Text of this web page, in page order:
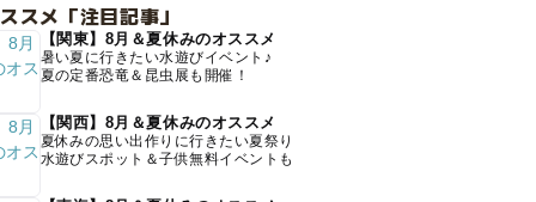
スメ「注目記事」
【関東】8月＆夏休みのオススメ
暑い夏に行きたい水遊びイベント♪
夏の定番恐竜＆昆虫展も開催！
【関西】8月＆夏休みのオススメ
夏休みの思い出作りに行きたい夏祭り
水遊びスポット＆子供無料イベントも